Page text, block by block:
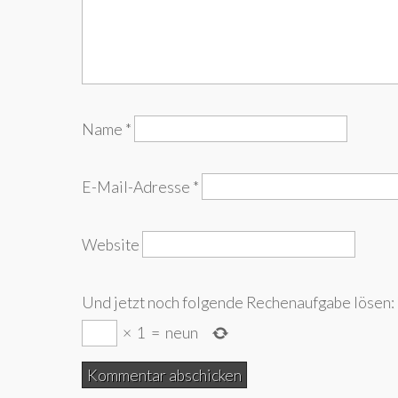
Name *
E-Mail-Adresse *
Website
Und jetzt noch folgende Rechenaufgabe lösen:
× 1 = neun